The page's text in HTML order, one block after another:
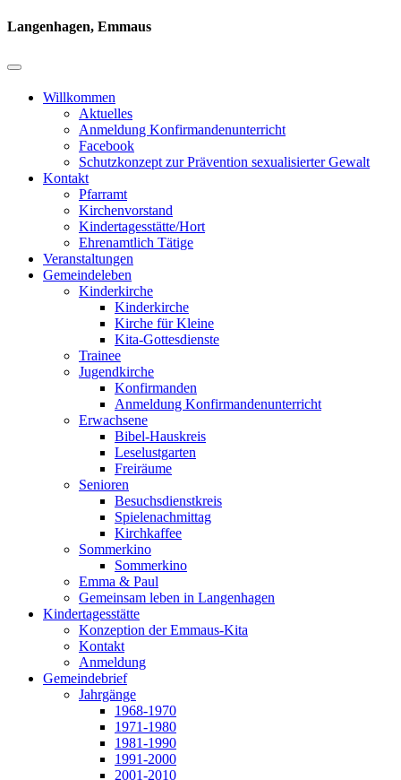
Langenhagen, Emmaus
Willkommen
Aktuelles
Anmeldung Konfirmandenunterricht
Facebook
Schutzkonzept zur Prävention sexualisierter Gewalt
Kontakt
Pfarramt
Kirchenvorstand
Kindertagesstätte/Hort
Ehrenamtlich Tätige
Veranstaltungen
Gemeindeleben
Kinderkirche
Kinderkirche
Kirche für Kleine
Kita-Gottesdienste
Trainee
Jugendkirche
Konfirmanden
Anmeldung Konfirmandenunterricht
Erwachsene
Bibel-Hauskreis
Leselustgarten
Freiräume
Senioren
Besuchsdienstkreis
Spielenachmittag
Kirchkaffee
Sommerkino
Sommerkino
Emma & Paul
Gemeinsam leben in Langenhagen
Kindertagesstätte
Konzeption der Emmaus-Kita
Kontakt
Anmeldung
Gemeindebrief
Jahrgänge
1968-1970
1971-1980
1981-1990
1991-2000
2001-2010